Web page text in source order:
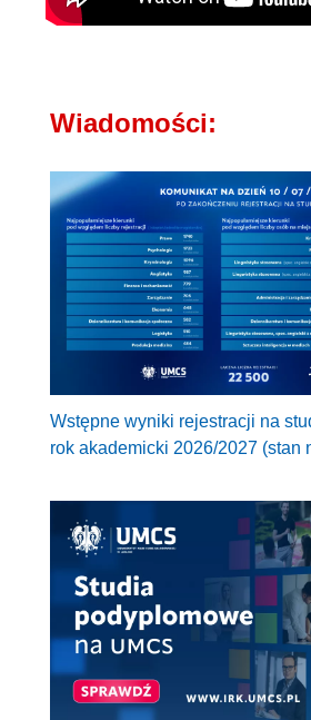
Wiadomości:
Wstępne wyniki rejestracji na
rok akademicki 2026/2027 (stan